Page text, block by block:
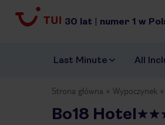
30 lat | numer 1 w
Last Minute All
Strona główna Wypoczynek
Bo18 Hotel